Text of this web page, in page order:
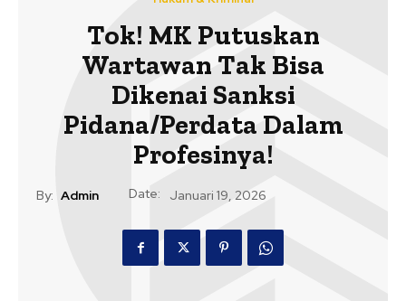
Tok! MK Putuskan
Wartawan Tak Bisa
Dikenai Sanksi
Pidana/Perdata Dalam
Profesinya!
By: Admin Date: Januari 19, 2026